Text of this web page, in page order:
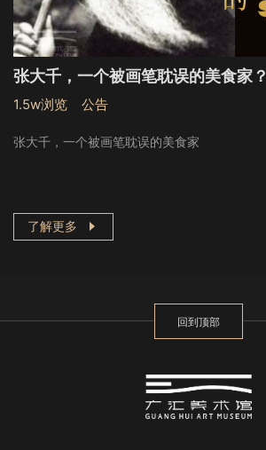
张大千，一个被画笔耽误的美食家？
1.5w浏览 公告
张大千，一个被画笔耽误的美食家
了解更多
回到顶部